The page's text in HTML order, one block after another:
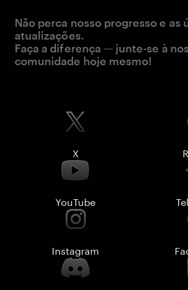
Não perca nosso progresso e as
atualizações.
Faça a diferença — junte-se à
comunidade hoje mesmo!
X
YouTube
Instagram